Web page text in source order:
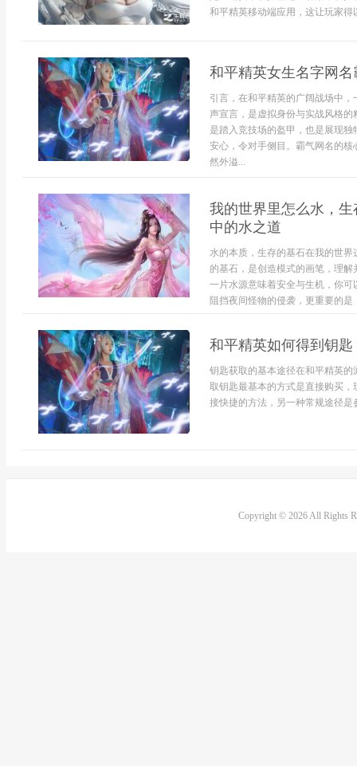
和平精英移动端应用，这让玩家
和平精英女生名字网
引言，在和平精英的广阔战场中
声宣言，是虚拟身份与实战风格
是踏入竞技场的盔甲，也是展现
安心，令对手侧目。霸气网名的
然外溢...
我的世界里怎么水，
中的水之道
水的本质，生存的基石在我的世
的基石，是创造模式的画笔，理
一片水源意味着安全与生机，你
阻挡夜间怪物的侵袭，更重要的
和平精英如何得到钥
钥匙获取的基本途径在和平精英
取钥匙最基本的方式是直接购买
接快捷的方法，另一种常规途径
Copyright © 2026 All Rights